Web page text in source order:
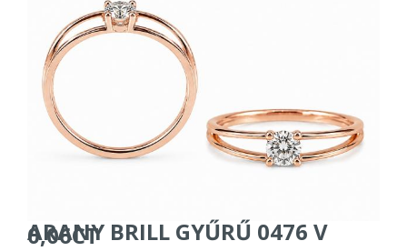
ARANY BRILL GYŰRŰ 0476 V
0,06CT